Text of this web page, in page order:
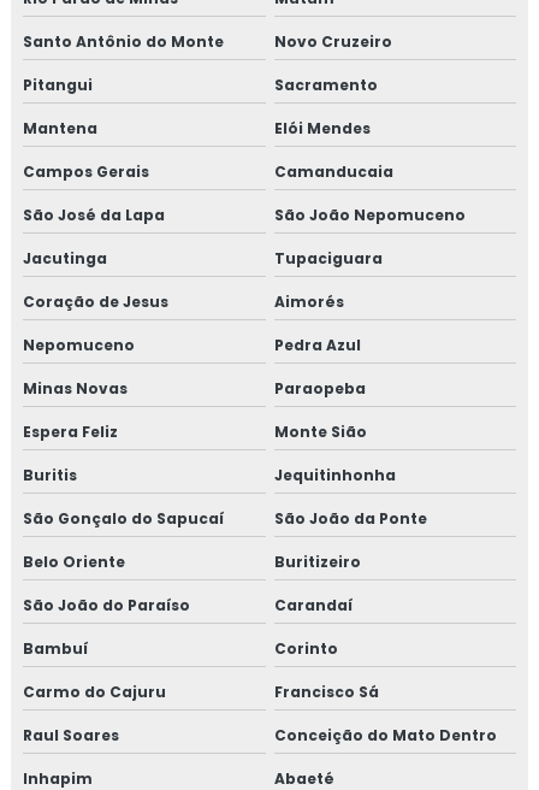
Treinamento em atualização do manual de bpf
Treinamento em auditoria de fornecedores
Treinamento em auditoria interna
Treinamento em auditoria interna da norma FSSC 22000
Treinamento em avaliação de fornecedores
Treinamento em boas práticas de fabricação
Treinamento em boas práticas em laboratórios
Treinamento em certificação GMP+2020
Treinamento em controle de alergênicos
Treinamento em controle de pragas
Treinamento para coordenadores de equipes de melhoria
Treinamento em cultura da segurança de alimentos e
qualidade
Treinamento em dashboard aplicado à indústria
Treinamento para elaboração do plano de HACCP APPCC
Santo Antônio do Monte Novo Cruzeiro
Pitangui Sacramento
Mantena Elói Mendes
Campos Gerais Camanducaia
São José da Lapa São João Nepomuceno
Jacutinga Tupaciguara
Coração de Jesus Aimorés
Nepomuceno Pedra Azul
Minas Novas Paraopeba
Espera Feliz Monte Sião
Buritis Jequitinhonha
São Gonçalo do Sapucaí São João da Ponte
Belo Oriente Buritizeiro
São João do Paraíso Carandaí
Bambuí Corinto
Carmo do Cajuru Francisco Sá
Raul Soares Conceição do Mato Dentro
Inhapim Abaeté